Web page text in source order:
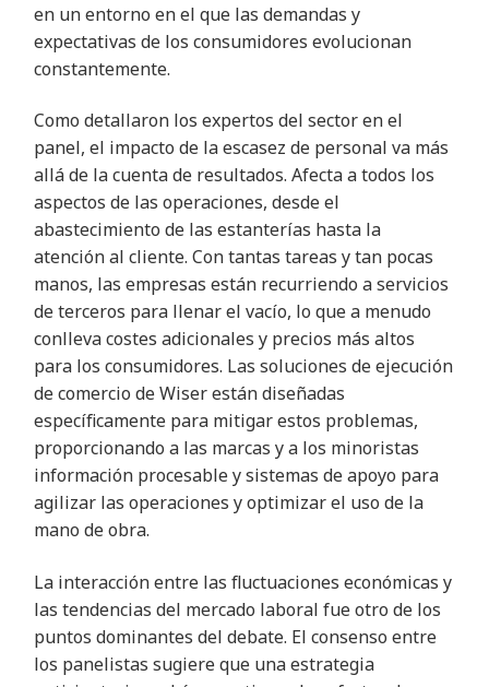
en un entorno en el que las demandas y
expectativas de los consumidores evolucionan
constantemente.
Como detallaron los expertos del sector en el
panel, el impacto de la escasez de personal va más
allá de la cuenta de resultados. Afecta a todos los
aspectos de las operaciones, desde el
abastecimiento de las estanterías hasta la
atención al cliente. Con tantas tareas y tan pocas
manos, las empresas están recurriendo a servicios
de terceros para llenar el vacío, lo que a menudo
conlleva costes adicionales y precios más altos
para los consumidores. Las soluciones de ejecución
de comercio de Wiser están diseñadas
específicamente para mitigar estos problemas,
proporcionando a las marcas y a los minoristas
información procesable y sistemas de apoyo para
agilizar las operaciones y optimizar el uso de la
mano de obra.
La interacción entre las fluctuaciones económicas y
las tendencias del mercado laboral fue otro de los
puntos dominantes del debate. El consenso entre
los panelistas sugiere que una estrategia